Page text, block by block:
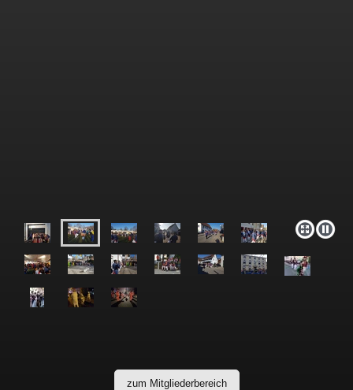
zum Mitgliederbereich